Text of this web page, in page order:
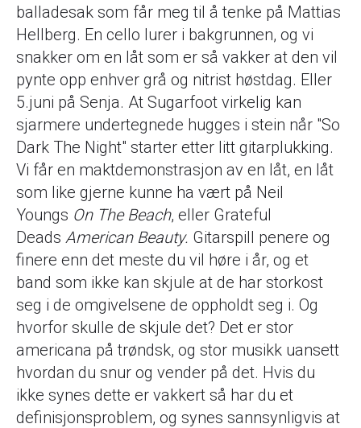
balladesak som får meg til å tenke på Mattias
Hellberg. En cello lurer i bakgrunnen, og vi
snakker om en låt som er så vakker at den vil
pynte opp enhver grå og nitrist høstdag. Eller
5.juni på Senja. At Sugarfoot virkelig kan
sjarmere undertegnede hugges i stein når "So
Dark The Night" starter etter litt gitarplukking.
Vi får en maktdemonstrasjon av en låt, en låt
som like gjerne kunne ha vært på Neil
Youngs On The Beach, eller Grateful
Deads American Beauty. Gitarspill penere og
finere enn det meste du vil høre i år, og et
band som ikke kan skjule at de har storkost
seg i de omgivelsene de oppholdt seg i. Og
hvorfor skulle de skjule det? Det er stor
americana på trøndsk, og stor musikk uansett
hvordan du snur og vender på det. Hvis du
ikke synes dette er vakkert så har du et
definisjonsproblem, og synes sannsynligvis at